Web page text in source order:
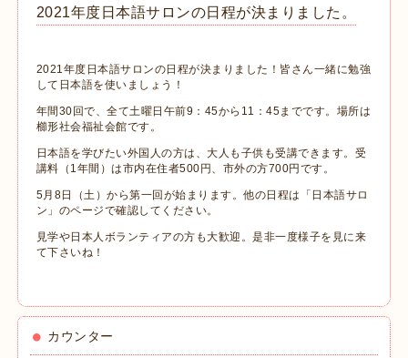
2021年度日本語サロンの日程が決まりました。
2021年度日本語サロンの日程が決まりました！皆さん一緒に勉強
して日本語を使いましょう！
年間30回で、全て土曜日午前9：45から11：45までです。場所は
櫛形社会福祉会館です。
日本語を学びたい外国人の方は、大人も子供も受講できます。受
講料（1年間）は市内在住者500円、市外の方700円です。
5月8日（土）から第一回が始まります。他の日程は「日本語サロ
ン」のページで確認してください。
見学や日本人ボランティアの方も大歓迎。是非一度様子を見に来
て下さいね！
カウンター